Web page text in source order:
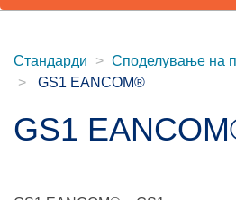
Стандарди Споделување на
GS1 EANCOM®
GS1